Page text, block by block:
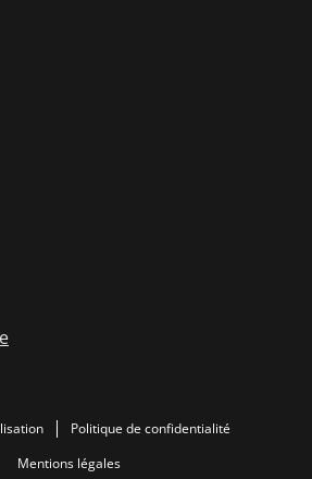
Politique de confidentialité
Mentions légales